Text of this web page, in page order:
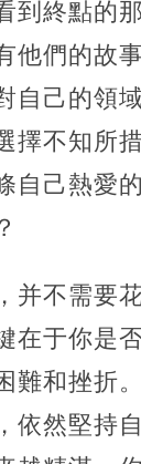
到終點的
他們的故
自己的領
擇不知所
自己熱愛
并不需要
在于你是
難和挫折
依然堅持